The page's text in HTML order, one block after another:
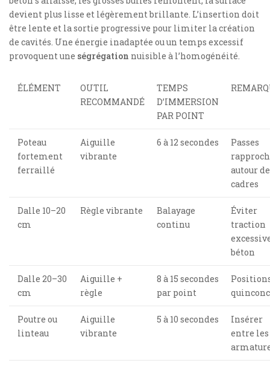
devient plus lisse et légèrement brillante. L’insertion doit
être lente et la sortie progressive pour limiter la création
de cavités. Une énergie inadaptée ou un temps excessif
provoquent une ségrégation nuisible à l’homogénéité.
ÉLÉMENT
OUTIL
RECOMMANDÉ
TEMPS
D’IMMERSION
PAR POINT
Poteau
fortement
ferraillé
Aiguille
vibrante
6 à 12 secondes
Passes
autour
cadres
Dalle 10–20
cm
Règle vibrante
Balayage
continu
Éviter
traction
béton
Dalle 20–30
cm
Aiguille +
règle
8 à 15 secondes
par point
Poutre ou
linteau
Aiguille
vibrante
5 à 10 secondes
Insérer
entre les